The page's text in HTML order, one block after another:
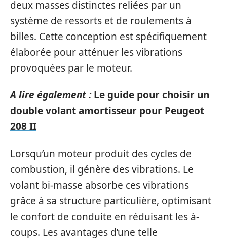
deux masses distinctes reliées par un
système de ressorts et de roulements à
billes. Cette conception est spécifiquement
élaborée pour atténuer les vibrations
provoquées par le moteur.
A lire également : Le guide pour choisir un
double volant amortisseur pour Peugeot
208 II
Lorsqu’un moteur produit des cycles de
combustion, il génère des vibrations. Le
volant bi-masse absorbe ces vibrations
grâce à sa structure particulière, optimisant
le confort de conduite en réduisant les à-
coups. Les avantages d’une telle